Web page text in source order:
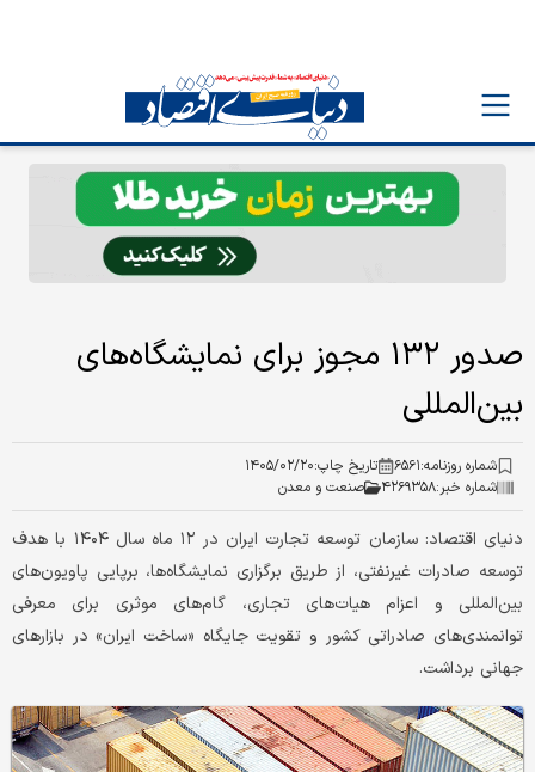
صدور ۱۳۲ مجوز برای نمایشگاه‌های
بین‌المللی
شماره روزنامه:۶۵۶۱ تاریخ چاپ:۱۴۰۵/۰۲/۲۰
شماره خبر:۴۲۶۹۳۵۸ صنعت و معدن
دنیای‌ اقتصاد: سازمان توسعه تجارت ایران در ۱۲ ماه سال ۱۴۰۴ با هدف
توسعه صادرات غیرنفتی، از طریق برگزاری نمایشگاه‌ها، برپایی پاویون‌های
بین‌المللی و اعزام هیات‌های تجاری، گام‌های موثری برای معرفی
توانمندی‌های صادراتی کشور و تقویت جایگاه «ساخت ایران» در بازارهای
جهانی برداشت.